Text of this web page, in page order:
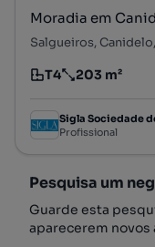
Moradia em
Salgueiros,
Tipologia
T4
Preço por metro
203 m²
Sigla Sociedade
Profissional
Pesquisa um
Guarde esta
aparecerem